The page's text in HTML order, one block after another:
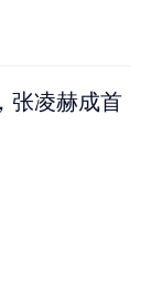
张凌赫成首